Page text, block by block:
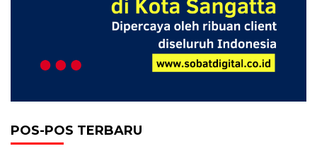
POS-POS TERBARU